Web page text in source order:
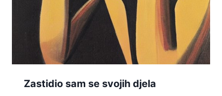
Zastidio sam se svojih djela